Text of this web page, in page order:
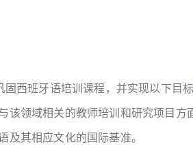
西班牙语培训课程，并实现以下目标
该领域相关的教师培训和研究项目方
其相应文化的国际基准。